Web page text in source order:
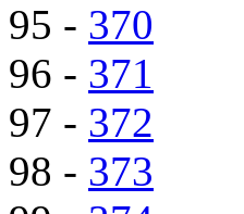
95 - 370
96 - 371
97 - 372
98 - 373